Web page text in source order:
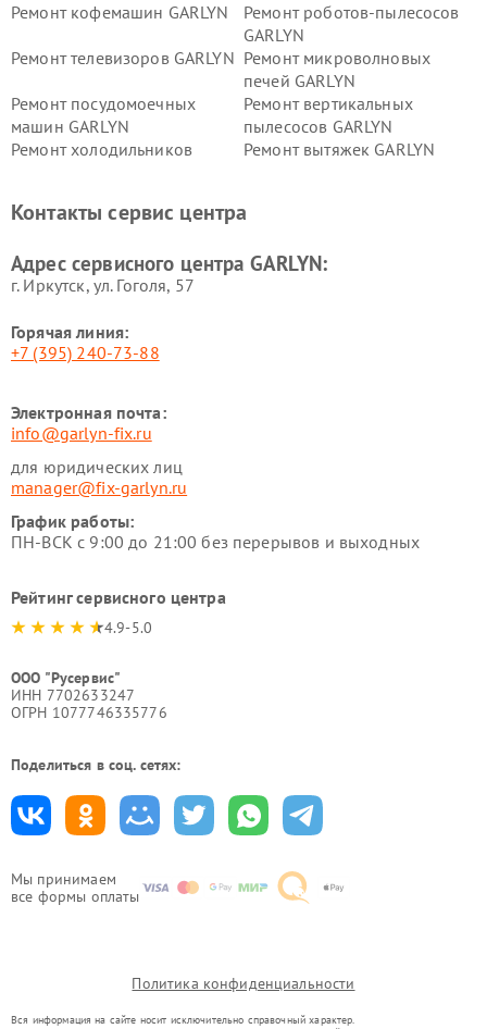
Мы принимаем
все формы оплаты
Ремонт кофемашин GARLYN
Ремонт роботов-пылесосов
GARLYN
Ремонт телевизоров GARLYN Ремонт микроволновых
печей GARLYN
Ремонт посудомоечных
машин GARLYN
Ремонт вертикальных
пылесосов GARLYN
Ремонт холодильников
Ремонт вытяжек GARLYN
стеклоочистителей GARLYN
GARLYN
GARLYN
Контакты сервис центра
Адрес сервисного центра GARLYN:
г. Иркутск, ул. ​Гоголя, 57
Горячая линия:
+7 (395) 240-73-88
Электронная почта:
info@garlyn-fix.ru
для юридических лиц
manager@fix-garlyn.ru
График работы:
ПН-ВСК с 9:00 до 21:00 без перерывов и выходных
Рейтинг сервисного центра
4.9-5.0
ООО "Русервис"
ИНН 7702633247
ОГРН 1077746335776
Поделиться в соц. сетях:
Политика конфиденциальности
Вся информация на сайте носит исключительно справочный характер.